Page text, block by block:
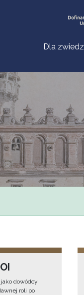
Dla
dowódcy
roli po